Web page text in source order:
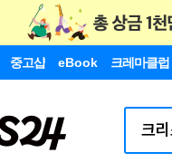
중고샵 eBook 크레마클럽